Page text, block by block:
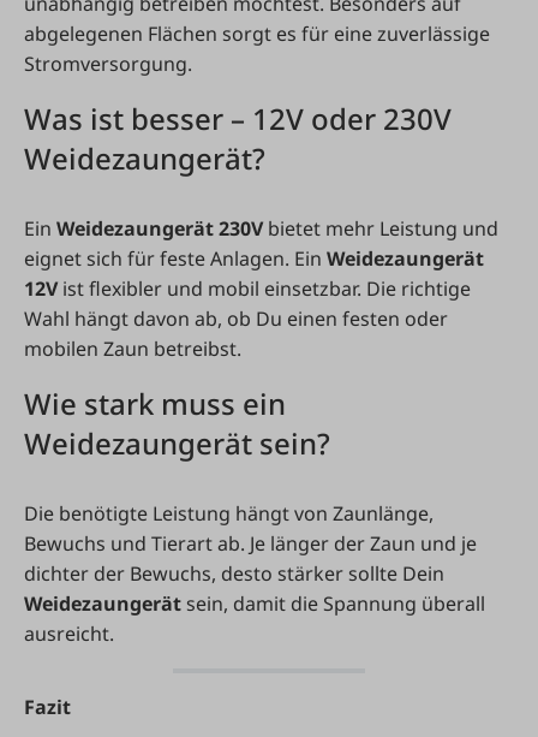
abgelegenen Flächen sorgt es für eine zuverlässige
Stromversorgung.
Was ist besser – 12V oder 230V
Weidezaungerät?
Ein Weidezaungerät 230V bietet mehr Leistung und
eignet sich für feste Anlagen. Ein Weidezaungerät
12V ist flexibler und mobil einsetzbar. Die richtige
Wahl hängt davon ab, ob Du einen festen oder
mobilen Zaun betreibst.
Wie stark muss ein
Weidezaungerät sein?
Die benötigte Leistung hängt von Zaunlänge,
Bewuchs und Tierart ab. Je länger der Zaun und je
dichter der Bewuchs, desto stärker sollte Dein
Weidezaungerät sein, damit die Spannung überall
ausreicht.
Fazit